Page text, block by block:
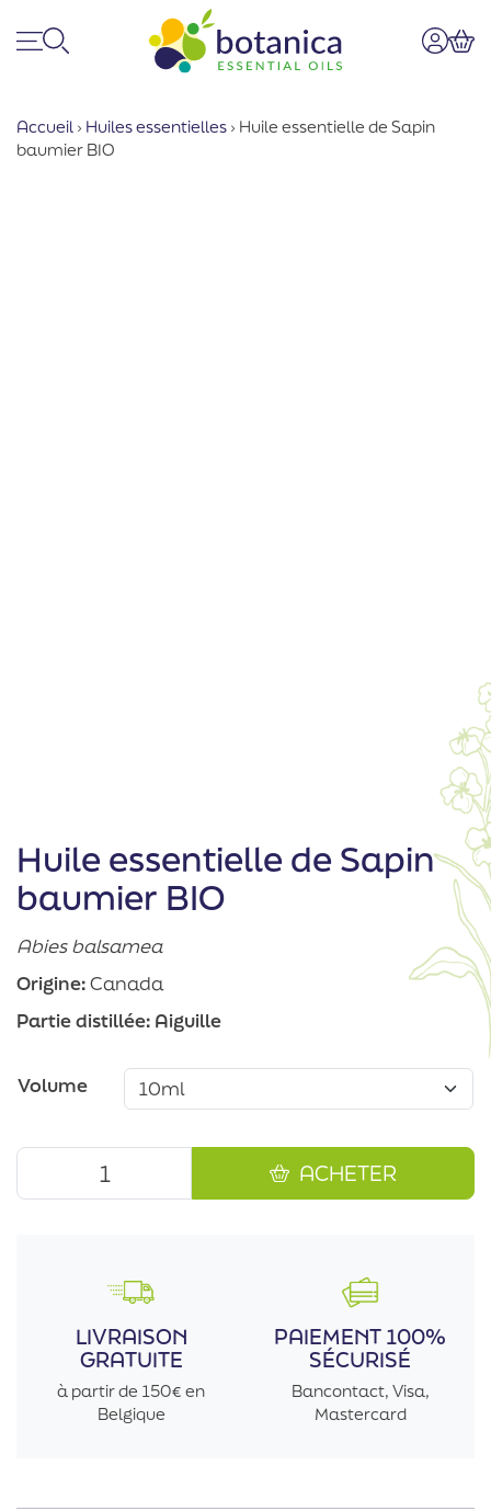
Accueil › Huiles essentielles › Huile essentielle de Sapin
baumier BIO
Huile essentielle de Sapin
baumier BIO
Abies balsamea
Origine:Canada
Partie distillée: Aiguille
Volume
ACHETER
LIVRAISON
GRATUITE
à partir de 150€ en
Belgique
PAIEMENT 100%
SÉCURISÉ
Bancontact, Visa,
Mastercard